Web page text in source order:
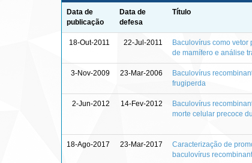
Data de
publicação
Data de
defesa
Título
18-Out-2011 22-Jul-2011
Baculovírus como vetor
de mamífero e análise
3-Nov-2009 23-Mar-2006
Baculovírus
frugiperda
2-Jun-2012 14-Fev-2012
Baculovírus
morte celular precoce
18-Ago-2017 23-Mar-2017
Caracterização de
baculovírus